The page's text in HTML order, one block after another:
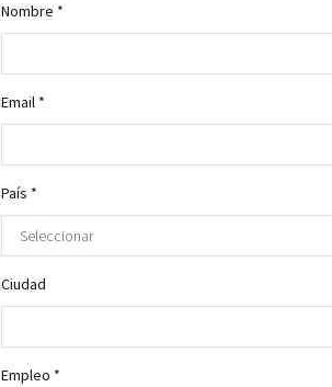
Nombre *
Email *
País *
Ciudad
Empleo *